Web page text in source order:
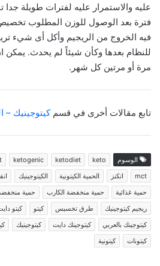
عليه والاستمرار عليه لفترات طويلة
فترة بعد الوصول للوزن المطلوب
فيه الخروج من الريجيم وأكل أى شيء
للنظام بعدها وكأن شيئاً لم يحدث. يمكن
مرة أو مرتين كل شهر.
تابع مقالات أخرى في قسمكيتوجينيك –
الوسوم keto
ketodiet
ketogenic
mct
اتكنز الحمية الكيتونية الكيتوجينيك
حمية غذائية
حمية منخفضة الكارب حمية
ريجيم كيتوجينيك
طرق تخسيس كيتو كيتو
كيتوجينك بالعربي
كيتوجينك دايت كيتوجينيك
كيتونات
كيتونية